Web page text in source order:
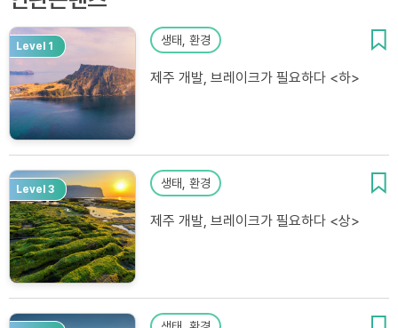
Level 1 생태, 환경
제주 개발, 브레이크가 필요하다 <하>
Level 3 생태, 환경
제주 개발, 브레이크가 필요하다 <상>